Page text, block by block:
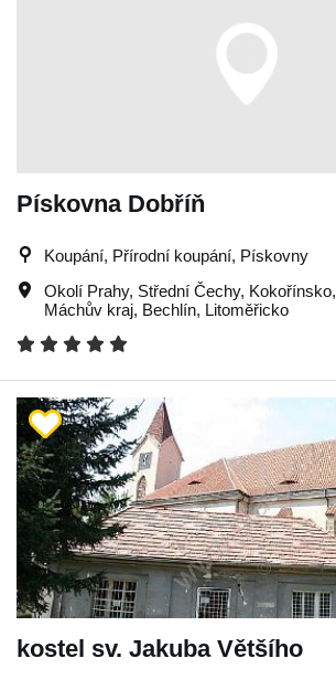
Pískovna Dobříň
Koupání, Přírodní koupání, Pískovny
Okolí Prahy, Střední Čechy, Kokořínsko,
Máchův kraj, Bechlín, Litoměřicko
kostel sv. Jakuba Většího